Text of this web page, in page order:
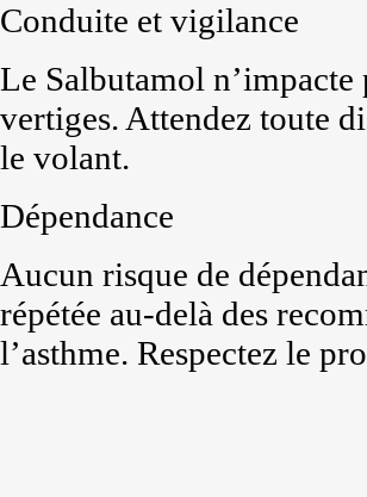
Conduite et vigilance
Le Salbutamol n’impacte
vertiges. Attendez toute
le volant.
Dépendance
Aucun risque de
répétée au-delà des
l’asthme. Respectez le